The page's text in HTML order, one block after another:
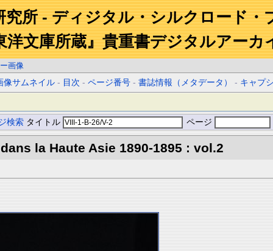
究所 - ディジタル・シルクロード・
洋文庫所蔵』貴重書デジタルアーカ
画像
像サムネイル - 目次 -ページ番号 -書誌情報（メタデータ） - キャプ
検索 タイトル ページ
la Haute Asie 1890-1895 : vol.2